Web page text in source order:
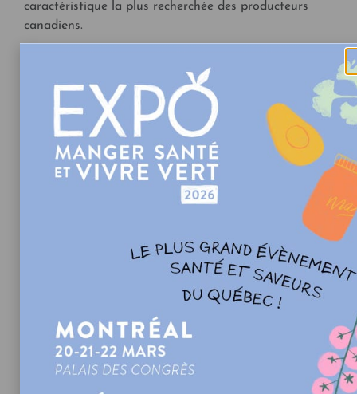
caractéristique la plus recherchée des producteurs
canadiens.
Dans certains pays comme la France, le défibrage de
la paille est la principale fonction visée à ce jour dans
le domaine de la construction afin de proposer des
produits d’isolation naturelle avec le chanvre. Au
Canada, c’est le contraire, la production de graine
pour le secteur alimentaire arrive au premier rang.
Un critère essentiel, quel que soit le pays. Il permet de
choisir une variété en fonction de la zone
géographique et des caractéristiques climatiques de
façon à optimiser la date de récolte et le stade
objectif de la plante.
La résistance à certaines maladies